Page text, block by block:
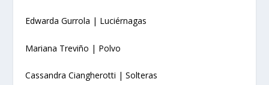
Edwarda Gurrola | Luciérnagas
Mariana Treviño | Polvo
Cassandra Ciangherotti | Solteras